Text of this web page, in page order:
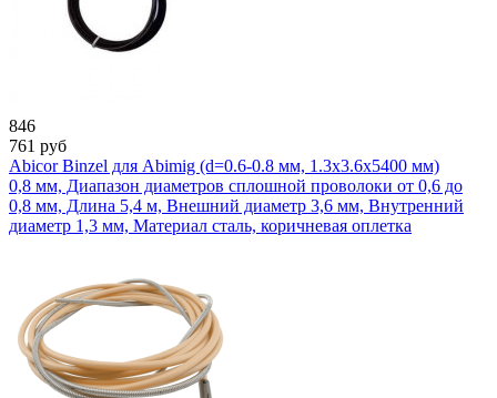
846
761 руб
Abicor Binzel для Abimig (d=0.6-0.8 мм, 1.3x3.6x5400 мм)
0,8 мм, Диапазон диаметров сплошной проволоки от 0,6 до
0,8 мм, Длина 5,4 м, Внешний диаметр 3,6 мм, Внутренний
диаметр 1,3 мм, Материал сталь, коричневая оплетка